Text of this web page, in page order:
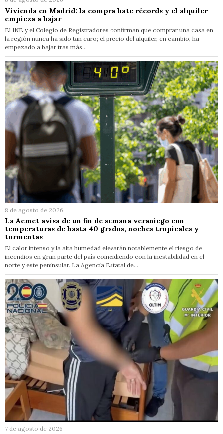
Vivienda en Madrid: la compra bate récords y el alquiler
empieza a bajar
El INE y el Colegio de Registradores confirman que comprar una casa en
la región nunca ha sido tan caro; el precio del alquiler, en cambio, ha
empezado a bajar tras más…
8 de agosto de 2026
La Aemet avisa de un fin de semana veraniego con
temperaturas de hasta 40 grados, noches tropicales y
tormentas
El calor intenso y la alta humedad elevarán notablemente el riesgo de
incendios en gran parte del país coincidiendo con la inestabilidad en el
norte y este peninsular. La Agencia Estatal de…
7 de agosto de 2026